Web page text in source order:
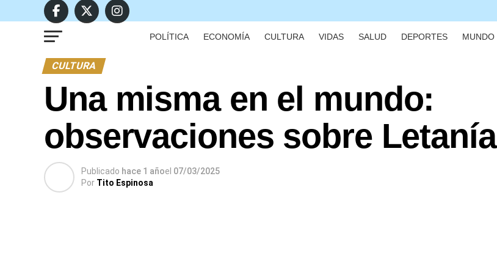
POLÍTICA ECONOMÍA CULTURA VIDAS SALUD DEPORTES MUNDO
CULTURA
Una misma en el mundo:
observaciones sobre Letanía
Publicado hace 1 añoel 07/03/2025
Por Tito Espinosa